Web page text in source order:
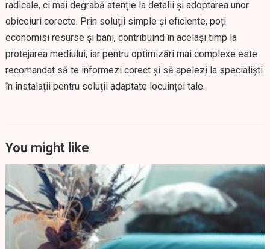
radicale, ci mai degrabă atenție la detalii și adoptarea unor
obiceiuri corecte. Prin soluții simple și eficiente, poți
economisi resurse și bani, contribuind în același timp la
protejarea mediului, iar pentru optimizări mai complexe este
recomandat să te informezi corect și să apelezi la specialiști
în instalații pentru soluții adaptate locuinței tale.
You might like